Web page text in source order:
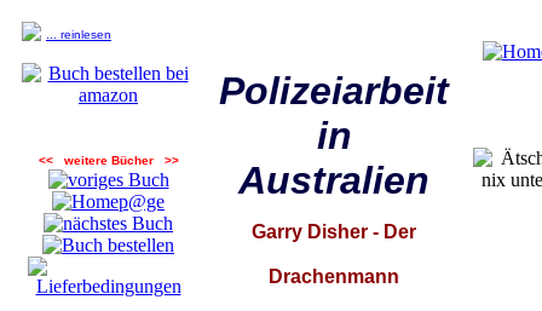
... reinlesen
<< weitere Bücher >>
Polizeiarbeit
in
Australien
Garry Disher - Der
Drachenmann